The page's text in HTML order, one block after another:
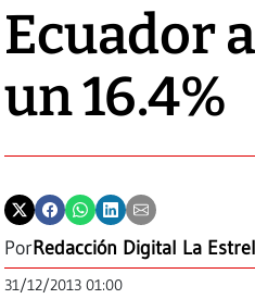
Ecuador
un 16.4%
PorRedacción Digital La
31/12/2013 01:00